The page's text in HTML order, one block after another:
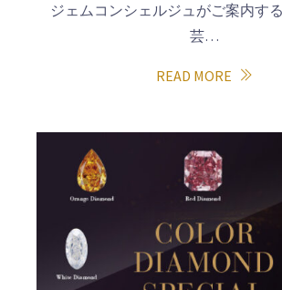
ジェムコンシェルジュがご案内す
芸…
READ MORE